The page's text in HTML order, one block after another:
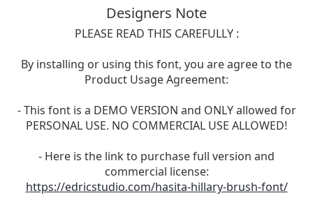
Designers Note
PLEASE READ THIS CAREFULLY :
By installing or using this font, you are agree to the
Product Usage Agreement:
- This font is a DEMO VERSION and ONLY allowed for
PERSONAL USE. NO COMMERCIAL USE ALLOWED!
- Here is the link to purchase full version and
commercial license:
https://edricstudio.com/hasita-hillary-brush-font/